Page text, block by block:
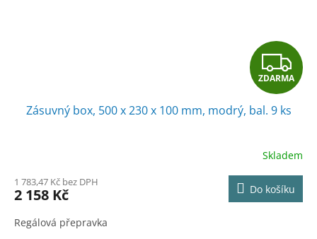
Z
D
A
R
M
A
ZDARMA
Zásuvný box, 500 x 230 x 100 mm, modrý, bal. 9 ks
Skladem
1 783,47 Kč bez DPH
2 158 Kč Do košíku
Regálová přepravka